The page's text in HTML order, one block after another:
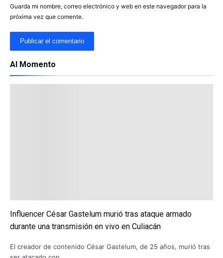
Guarda mi nombre, correo electrónico y web en este navegador para la
próxima vez que comente.
Al Momento
Influencer César Gastelum murió tras ataque armado
durante una transmisión en vivo en Culiacán
El creador de contenido César Gastelum, de 25 años, murió tras